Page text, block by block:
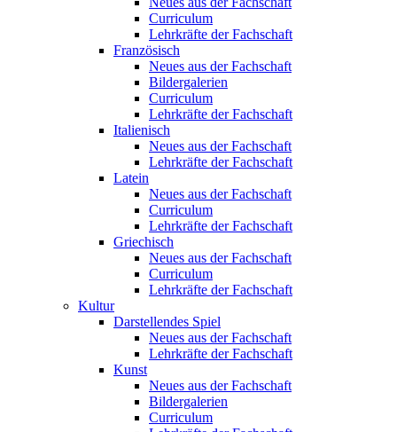
Curriculum
Lehrkräfte der Fachschaft
Französisch
Neues aus der Fachschaft
Bildergalerien
Curriculum
Lehrkräfte der Fachschaft
Italienisch
Neues aus der Fachschaft
Lehrkräfte der Fachschaft
Latein
Neues aus der Fachschaft
Curriculum
Lehrkräfte der Fachschaft
Griechisch
Neues aus der Fachschaft
Curriculum
Lehrkräfte der Fachschaft
Kultur
Darstellendes Spiel
Neues aus der Fachschaft
Lehrkräfte der Fachschaft
Kunst
Neues aus der Fachschaft
Bildergalerien
Curriculum